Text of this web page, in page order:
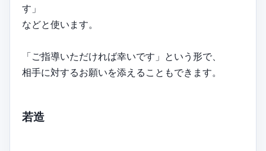
す」
などと使います。
「ご指導いただければ幸いです」という形で、
相手に対するお願いを添えることもできます。
若造